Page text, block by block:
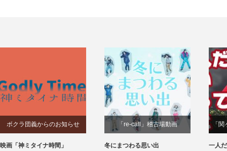
ボクラ団義からのお知らせ
映画「神ミタイナ時間」
「re-call」稽古場動画
冬にまつわる思い出
「
一人